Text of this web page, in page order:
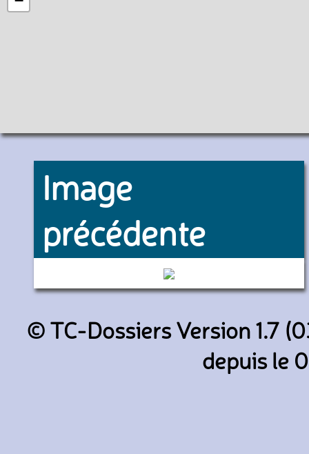
Image
précédente
342 (Keolis Amiens)
© TC-Dossiers Version 1.7
depuis le